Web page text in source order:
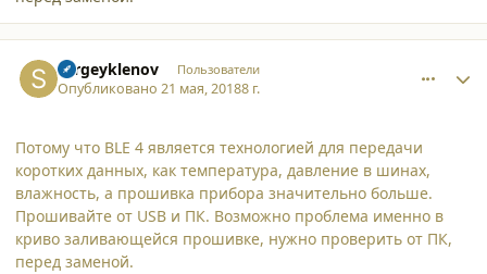
sergeyklenov Пользователи
Опубликовано21 мая, 20188 г.
Потому что BLE 4 является технологией для передачи
коротких данных, как температура, давление в шинах,
влажность, а прошивка прибора значительно больше.
Прошивайте от USB и ПК. Возможно проблема именно в
криво заливающейся прошивке, нужно проверить от ПК,
перед заменой.